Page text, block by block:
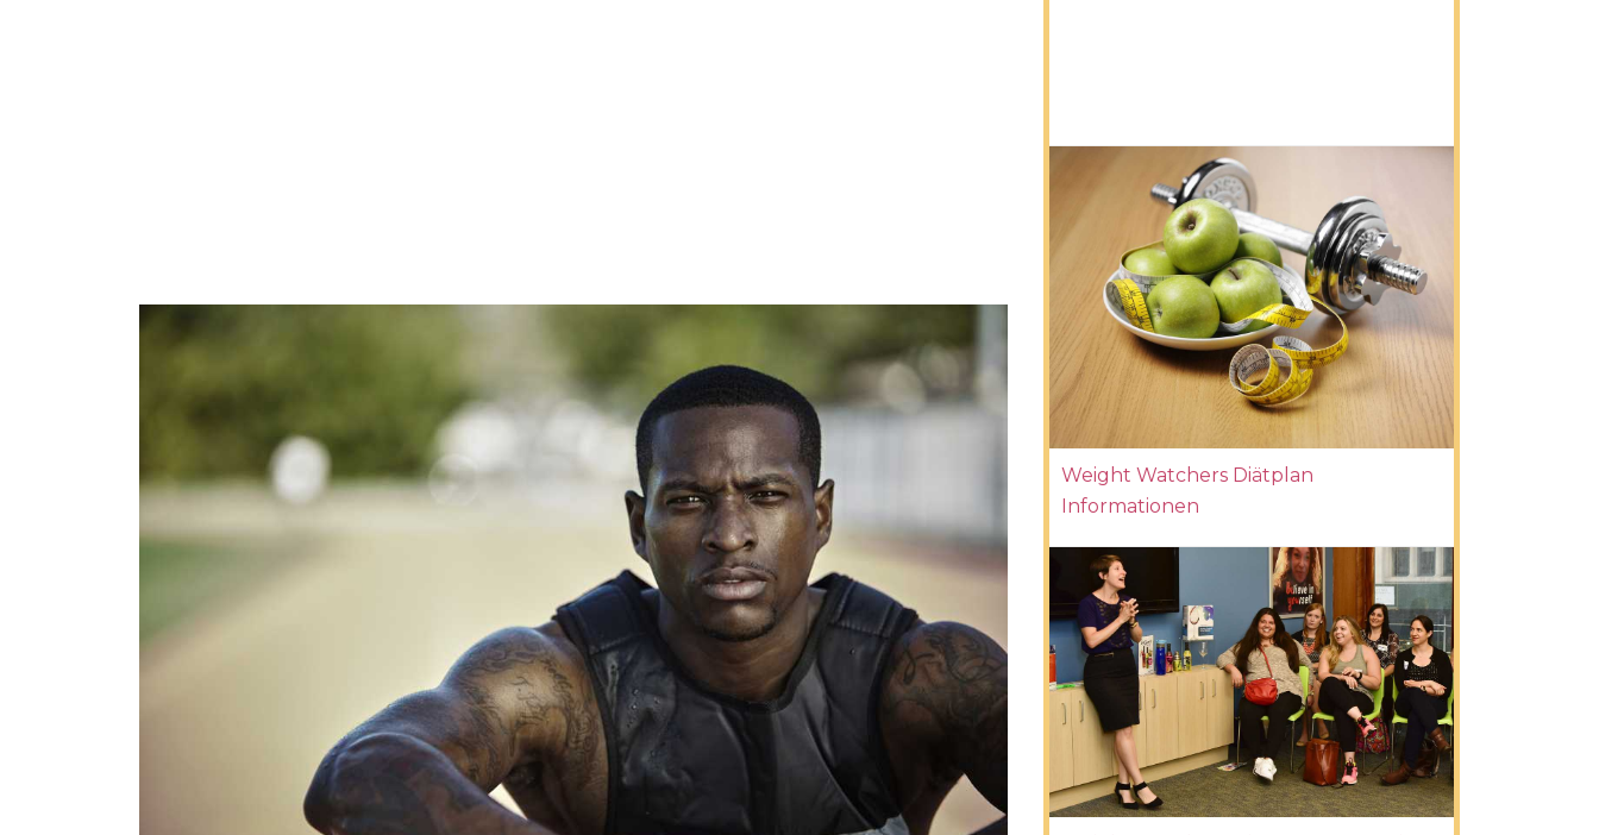
Weight Watchers Diätplan
Informationen